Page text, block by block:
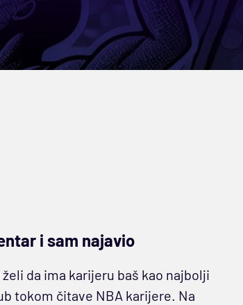
i sam najavio
želi da ima karijeru baš kao najbolji
tokom čitave NBA karijere. Na